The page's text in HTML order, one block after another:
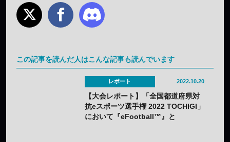
この記事を読んだ人はこんな記事も読んでいます
レポート 2022.10.20
【大会レポート】「全国都道府県対
抗eスポーツ選手権 2022 TOCHIGI」
において『eFootball™』と